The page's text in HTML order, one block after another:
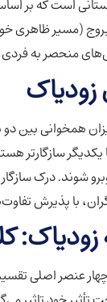
است که بر
منحصر به فردی
زودیاک
همخوانی بین
سازگارتر
شوند. درک
با پذیرش
زودیاک:
به چهار عنصر